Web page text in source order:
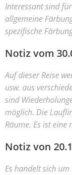
Interessant sind
allgemeine
spezifische
Notiz vom
Auf dieser Reise
usw. aus
sind
möglich. Die
Räume. Es ist
Notiz von
Es handelt sich